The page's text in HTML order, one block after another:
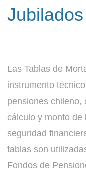
Jubilados
Las Tablas de
instrumento
pensiones chileno,
cálculo y monto de
seguridad
tablas son
Fondos de